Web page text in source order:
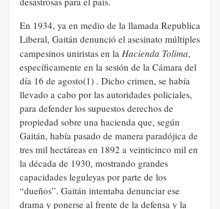
En 1934, ya en medio de la llamada Republica
Liberal, Gaitán denunció el asesinato múltiples
campesinos uniristas en la Hacienda Tolima,
específicamente en la sesión de la Cámara del
día 16 de agosto(1) . Dicho crimen, se había
llevado a cabo por las autoridades policiales,
para defender los supuestos derechos de
propiedad sobre una hacienda que, según
Gaitán, había pasado de manera paradójica de
tres mil hectáreas en 1892 a veinticinco mil en
la década de 1930, mostrando grandes
capacidades leguleyas por parte de los
“dueños”. Gaitán intentaba denunciar ese
drama y ponerse al frente de la defensa y la